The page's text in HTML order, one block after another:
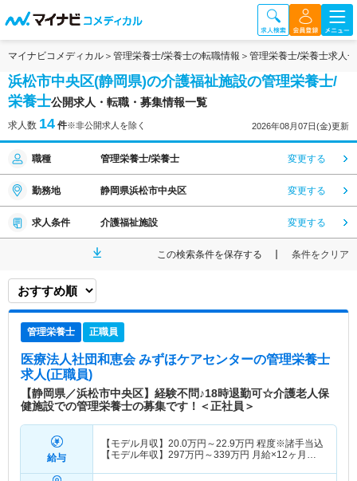
マイナビコメディカル 管理栄養士/栄養士の転職情報 管理栄養士/栄養士求人
浜松市中央区(静岡県)の介護福祉施設の管理栄養士/
栄養士公開求人・転職・募集情報一覧
求人数 14 件※非公開求人を除く 2026年08月07日(金)更新
職種 管理栄養士/栄養士 変更する
勤務地 静岡県浜松市中央区 変更する
求人条件 介護福祉施設 変更する
この検索条件を保存する 条件をクリア
管理栄養士 正職員
医療法人社団和恵会 みずほケアセンターの管理栄養士
求人(正職員)
【静岡県／浜松市中央区】経験不問♪18時退勤可☆介護老人保
健施設での管理栄養士の募集です！＜正社員＞
給与
【モデル月収】 20.0万円～22.9万円 程度※諸手当込
【モデル年収】 297万円～339万円 月給×12ヶ月＋